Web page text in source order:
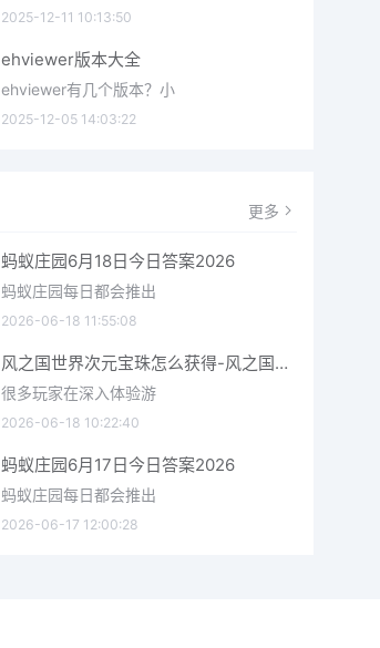
2025-12-11 10:13:50
ehviewer版本大全
ehviewer有几个版本？小
2025-12-05 14:03:22
更多
蚂蚁庄园6月18日今日答案2026
蚂蚁庄园每日都会推出
2026-06-18 11:55:08
风之国世界次元宝珠怎么获得-风之国世界次元宝珠获取方法介绍
很多玩家在深入体验游
2026-06-18 10:22:40
蚂蚁庄园6月17日今日答案2026
蚂蚁庄园每日都会推出
2026-06-17 12:00:28